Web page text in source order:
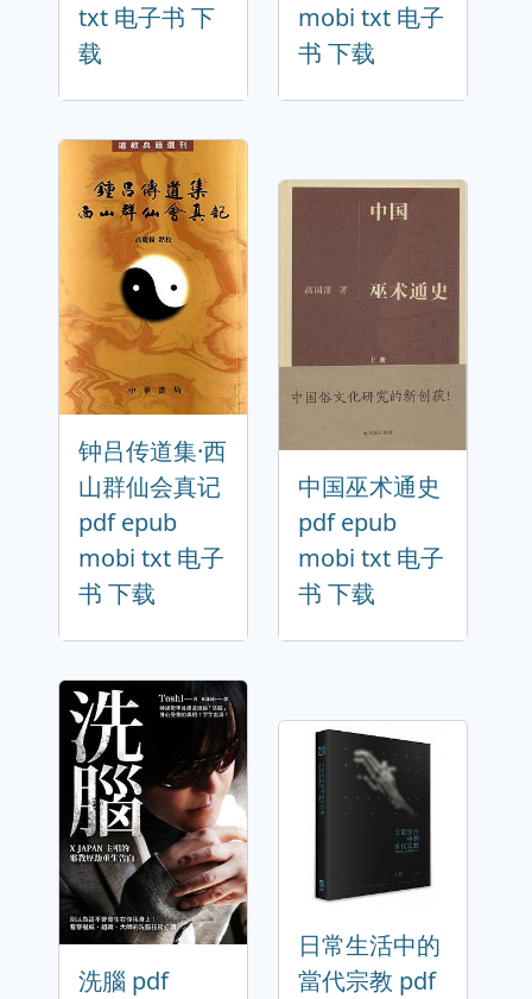
txt 电子书 下
载
mobi txt 电子
书 下载
钟吕传道集·西
山群仙会真记
pdf epub
mobi txt 电子
书 下载
中国巫术通史
pdf epub
mobi txt 电子
书 下载
洗腦 pdf
日常生活中的
當代宗教 pdf